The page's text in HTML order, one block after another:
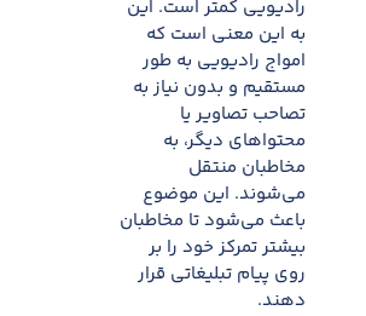
رادیویی کمتر است. این
به این معنی است که
امواج رادیویی به طور
مستقیم و بدون نیاز به
تصاحب تصاویر یا
محتواهای دیگر، به
مخاطبان منتقل
می‌شوند. این موضوع
باعث می‌شود تا مخاطبان
بیشتر تمرکز خود را بر
روی پیام تبلیغاتی قرار
دهند.